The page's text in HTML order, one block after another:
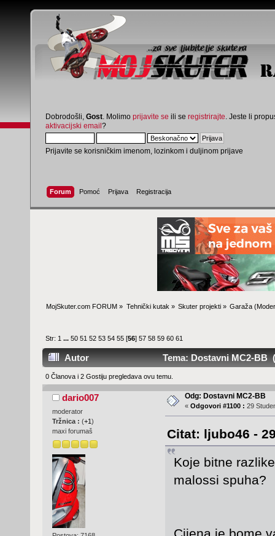
Dobrodošli, Gost . Molimo prijavite se ili se registrirajte . Jeste li
aktivacijski email?
Prijavite se korisničkim imenom, lozinkom i duljinom prijave
Forum Pomoć Prijava Registracija
MojSkuter.com FORUM » Tehnički kutak » Skuter projekti» Garaža
Str: 1 ...50 51 52 53 54 55 [56]57 58 59 60 61
Autor Tema: Dostavni MC2-BB
0 Članova i 2 Gostiju pregledava ovu temu.
dario007
moderator
Tržnica : (+1 )
maxi forumaš
Odg: Dostavni MC2-BB
« Odgovori #1100 : 29
Citat: ljubo46 -
Koje bitne
malossi spuha?